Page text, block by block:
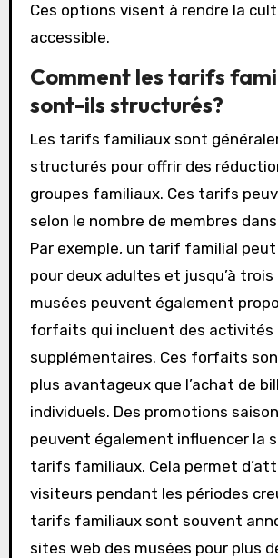
Ces options visent à rendre la
accessible.
Comment les tarifs
sont-ils structurés?
Les tarifs familiaux sont
structurés pour offrir des
groupes familiaux. Ces tarifs
selon le nombre de membres
Par exemple, un tarif familial peut
pour deux adultes et jusqu’à
musées peuvent également
forfaits qui incluent des activités
supplémentaires. Ces forfaits
plus avantageux que l’achat de
individuels. Des promotions
peuvent également influencer la
tarifs familiaux. Cela permet
visiteurs pendant les périodes
tarifs familiaux sont souvent
sites web des musées pour plus